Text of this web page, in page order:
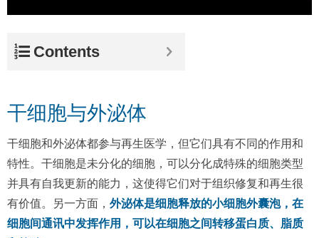
Contents
干细胞与外泌体
干细胞和外泌体都参与再生医学，但它们具有不同的作用和
特性。干细胞是未分化的细胞，可以分化成特殊的细胞类型
并具有自我更新的能力，这使得它们对于组织修复和再生很
有价值。另一方面， 外泌体是细胞释放的小细胞外囊泡，在
细胞间通讯中发挥作用，可以在细胞之间转移蛋白质、脂质